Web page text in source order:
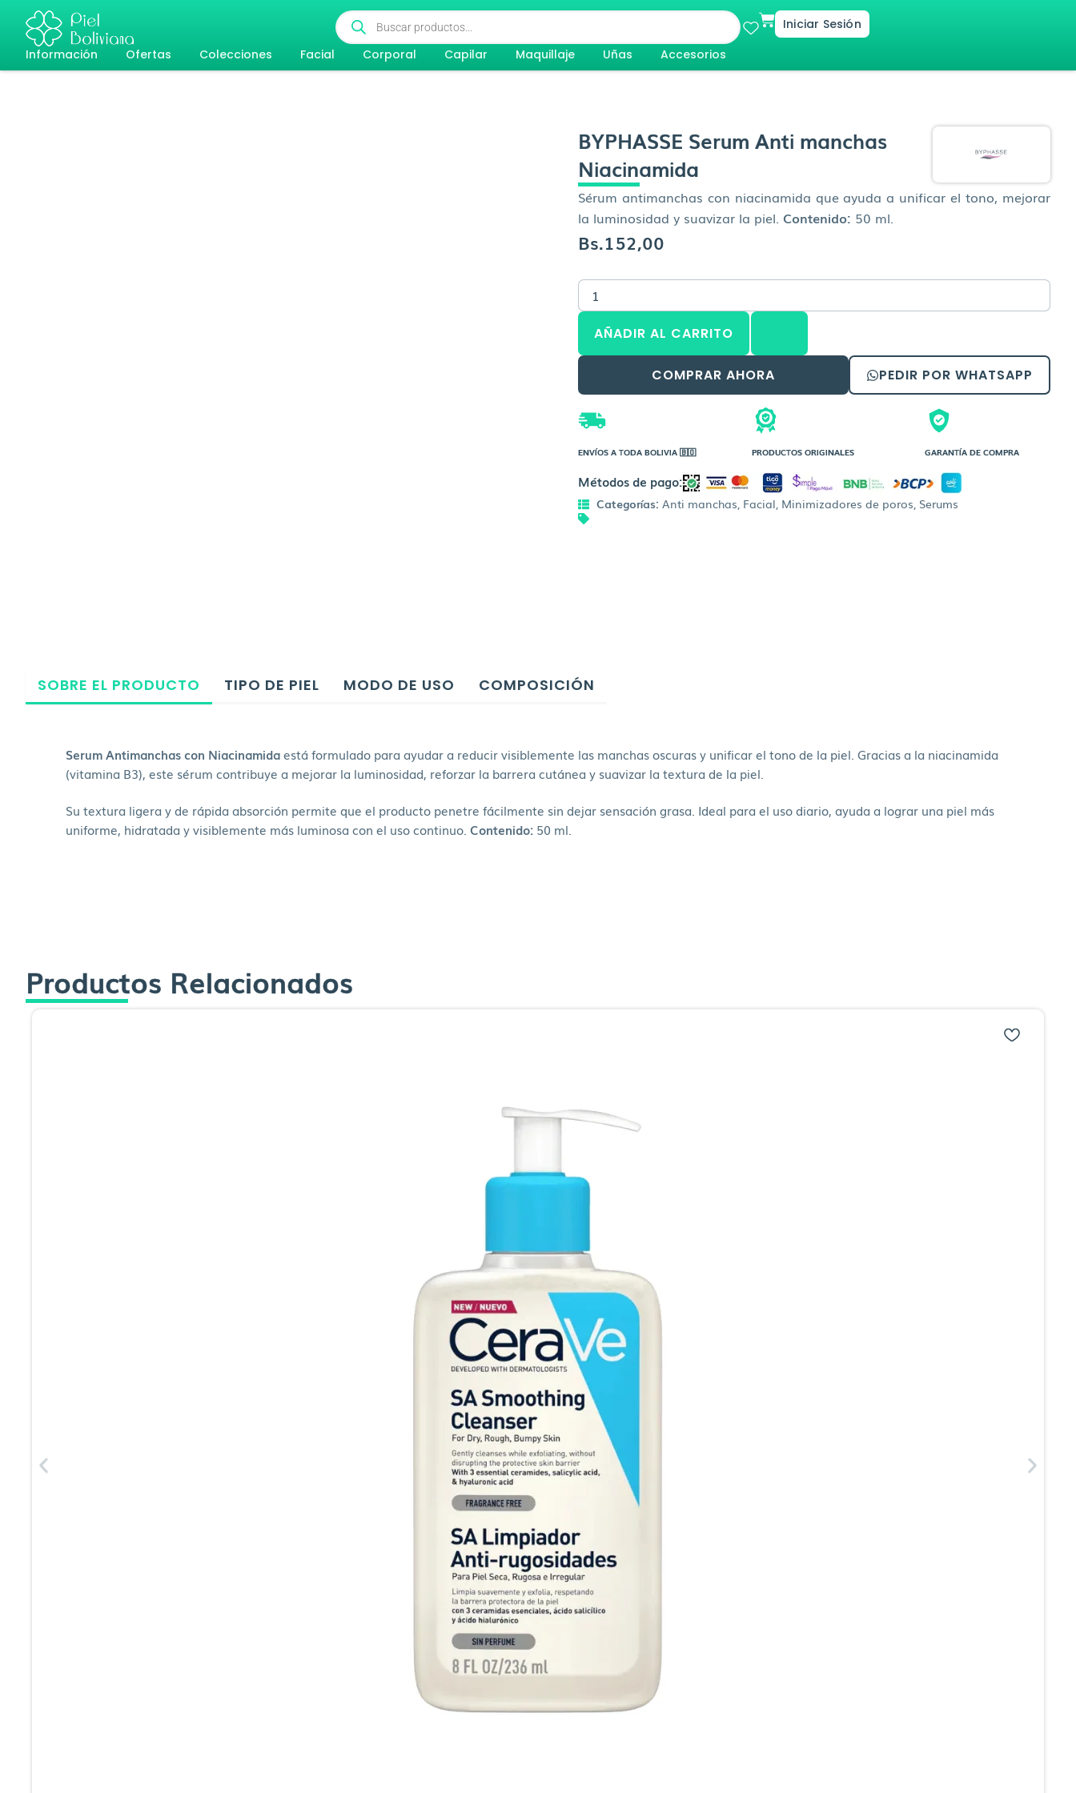
contenido
Búsqueda
de
productos
CartIniciar Sesión
Información
Ofertas Colecciones Facial Corporal Capilar Maquillaje Uñas Accesorios
BYPHASSE Serum Anti manchas
Niacinamida
Sérum antimanchas con niacinamida que ayuda a unificar el tono, mejorar
la luminosidad y suavizar la piel. Contenido: 50 ml.
Bs.152,00
BYPHASSE
Serum
Anti
manchas
Niacinamida
AÑADIR AL CARRITO
COMPRAR AHORA PEDIR POR WHATSAPP
ENVÍOS A TODA BOLIVIA 🇧🇴 PRODUCTOS ORIGINALES GARANTÍA DE COMPRA
Métodos de pago:
Categorías: Anti manchas Facial Minimizadores de poros Serums
SOBRE EL PRODUCTO TIPO DE PIEL MODO DE USO COMPOSICIÓN
Serum Antimanchas con Niacinamidaestá formulado para ayudar a reducir visiblemente las manchas oscuras y unificar el tono de la piel. Gracias a la niacinamida
(vitamina B3), este sérum contribuye a mejorar la luminosidad, reforzar la barrera cutánea y suavizar la textura de la piel.
Su textura ligera y de rápida absorción permite que el producto penetre fácilmente sin dejar sensación grasa. Ideal para el uso diario, ayuda a lograr una piel más
uniforme, hidratada y visiblemente más luminosa con el uso continuo. Contenido: 50 ml.
Productos Relacionados